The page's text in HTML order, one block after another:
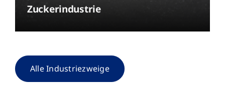
Zuckerindustrie
Alle Industriezweige